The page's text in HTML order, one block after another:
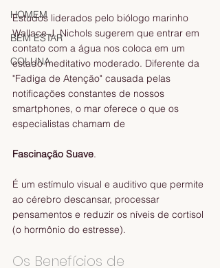
HOMEM
BEM ESTAR
COLUNA
Estudos liderados pelo biólogo marinho
Wallace J. Nichols sugerem que entrar em
contato com a água nos coloca em um
estado meditativo moderado. Diferente da
"Fadiga de Atenção" causada pelas
notificações constantes de nossos
smartphones, o mar oferece o que os
especialistas chamam de
Fascinação Suave.
É um estímulo visual e auditivo que permite
ao cérebro descansar, processar
pensamentos e reduzir os níveis de cortisol
(o hormônio do estresse).
Os Benefícios de